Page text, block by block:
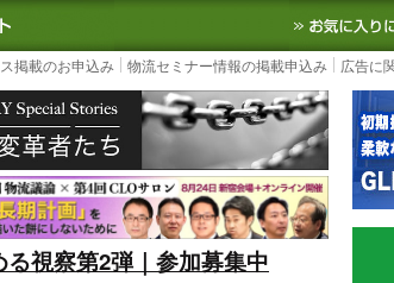
大の物流ニュースサイト3PL, SCMなど国内外の最新
掲載のお申込み 物流セミナー情報の掲載申込み 広告に
視察第2弾｜参加募集中